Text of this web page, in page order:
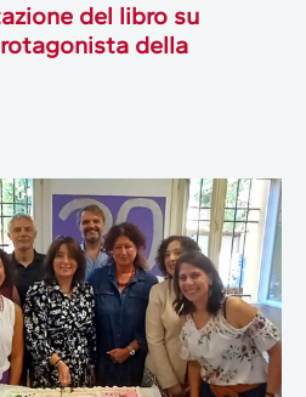
del libro su
della